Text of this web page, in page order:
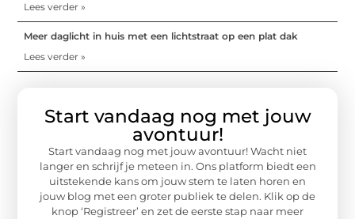
Lees verder »
Meer daglicht in huis met een lichtstraat op een plat dak
Lees verder »
Start vandaag nog met jouw
avontuur!
Start vandaag nog met jouw avontuur! Wacht niet
langer en schrijf je meteen in. Ons platform biedt een
uitstekende kans om jouw stem te laten horen en
jouw blog met een groter publiek te delen. Klik op de
knop ‘Registreer’ en zet de eerste stap naar meer